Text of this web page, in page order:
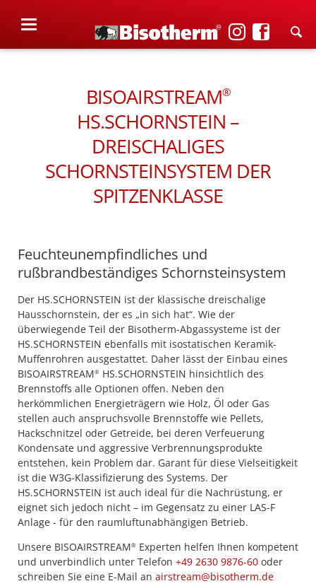
BISOAIRSTREAM®
HS.SCHORNSTEIN –
DREISCHALIGES
SCHORNSTEINSYSTEM DER
SPITZENKLASSE
Feuchteunempfindliches und
rußbrandbeständiges Schornsteinsystem
Der HS.SCHORNSTEIN ist der klassische dreischalige
Hausschornstein, der es „in sich hat“. Wie der
überwiegende Teil der Bisotherm-Abgassysteme ist der
HS.SCHORNSTEIN ebenfalls mit isostatischen Keramik-
Muffenrohren ausgestattet. Daher lässt der Einbau eines
BISO­AIR­STREAM®HS.SCHORNSTEIN hinsichtlich des
Brennstoffs alle Optionen offen. Neben den
herkömmlichen Energieträgern wie Holz, Öl oder Gas
stellen auch anspruchsvolle Brennstoffe wie Pellets,
Hackschnitzel oder Getreide, bei deren Verfeuerung
Kondensate und aggressive Verbrennungsprodukte
entstehen, kein Problem dar. Garant für diese Vielseitigkeit
ist die W3G-Klassifizierung des Systems. Der
HS.SCHORNSTEIN ist auch ideal für die Nachrüstung, er
eignet sich jedoch nicht – im Gegensatz zu einer LAS-F
Anlage - für den raumluftunabhängigen Betrieb.
Unsere BISOAIRSTREAM®Experten helfen Ihnen kompetent
und unverbindlich unter Telefon +49 2630 9876-60oder
schreiben Sie eine E-Mail an airstream@bisotherm.de